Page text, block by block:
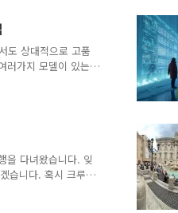
고 했습니다. 그런데
행위를 했습니다. 나
적까지 가는 것보다
도 상대적으로 고품
러가지 모델이 있는
서 기존의 20억개의
트를 잘 따르면서도
를 사용합니
가이드를 확인하시
을 다녀왔습니다. 잊
습니다. 혹시 크루즈
면 좋겠습니다.콜로
. 크루즈는 치비타베